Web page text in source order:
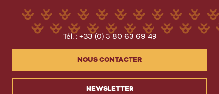
Tél. : +33 (0) 3 80 63 69 49
NOUS CONTACTER
NEWSLETTER